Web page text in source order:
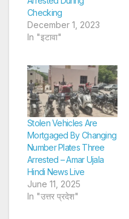
Checking
December 1, 2023
In "इटावा"
Stolen Vehicles Are
Mortgaged By Changing
Number Plates Three
Arrested – Amar Ujala
Hindi News Live
June 11, 2025
In "उत्तर प्रदेश"